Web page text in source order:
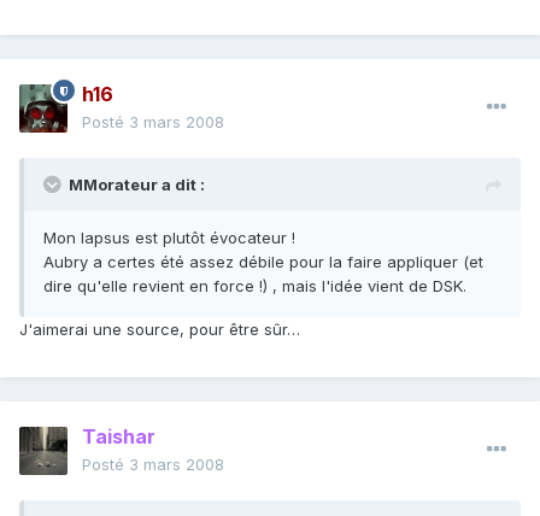
h16
Posté 3 mars 2008
MMorateur a dit :
Mon lapsus est plutôt évocateur !
Aubry a certes été assez débile pour la faire appliquer (et
dire qu'elle revient en force !) , mais l'idée vient de DSK.
J'aimerai une source, pour être sûr…
Taishar
Posté 3 mars 2008